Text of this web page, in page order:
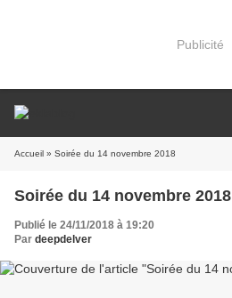
Publicité
Accueil » Soirée du 14 novembre 2018
Soirée du 14 novembre 2018
Publié le 24/11/2018 à 19:20
Par deepdelver